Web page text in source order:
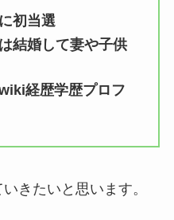
初当選
結婚して妻や子供
経歴学歴プロフ
きたいと思います。